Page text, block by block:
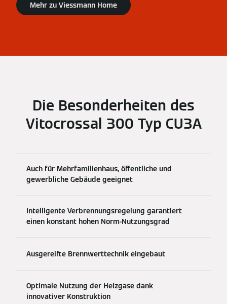
Mehr zu Viessmann Home
Die Besonderheiten des
Vitocrossal 300 Typ CU3A
Auch für Mehrfamilienhaus, öffentliche und
gewerbliche Gebäude geeignet
Intelligente Verbrennungsregelung garantiert
einen konstant hohen Norm-Nutzungsgrad
Ausgereifte Brennwerttechnik eingebaut
Optimale Nutzung der Heizgase dank
innovativer Konstruktion